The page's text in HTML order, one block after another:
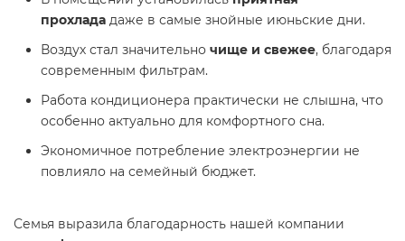
прохлада даже в самые знойные июньские дни.
Воздух стал значительно чище и свежее, благодаря
современным фильтрам.
Работа кондиционера практически не слышна, что
особенно актуально для комфортного сна.
Экономичное потребление электроэнергии не
повлияло на семейный бюджет.
Семья выразила благодарность нашей компании